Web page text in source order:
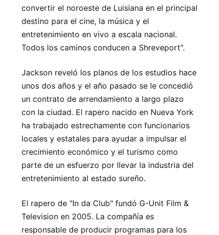
convertir el noroeste de Luisiana en el principal
destino para el cine, la música y el
entretenimiento en vivo a escala nacional.
Todos los caminos conducen a Shreveport".
Jackson reveló los planos de los estudios hace
unos dos años y el año pasado se le concedió
un contrato de arrendamiento a largo plazo
con la ciudad. El rapero nacido en Nueva York
ha trabajado estrechamente con funcionarios
locales y estatales para ayudar a impulsar el
crecimiento económico y el turismo como
parte de un esfuerzo por llevar la industria del
entretenimiento al estado sureño.
El rapero de "In da Club" fundó G-Unit Film &
Television en 2005. La compañía es
responsable de producir programas para los